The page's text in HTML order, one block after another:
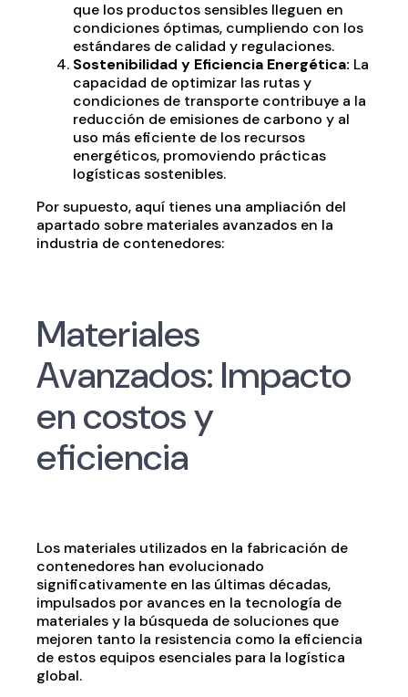
que los productos sensibles lleguen en
condiciones óptimas, cumpliendo con los
estándares de calidad y regulaciones.
Sostenibilidad y Eficiencia Energética: La
capacidad de optimizar las rutas y
condiciones de transporte contribuye a la
reducción de emisiones de carbono y al
uso más eficiente de los recursos
energéticos, promoviendo prácticas
logísticas sostenibles.
Por supuesto, aquí tienes una ampliación del
apartado sobre materiales avanzados en la
industria de contenedores:
Materiales
Avanzados: Impacto
en costos y
eficiencia
Los materiales utilizados en la fabricación de
contenedores han evolucionado
significativamente en las últimas décadas,
impulsados por avances en la tecnología de
materiales y la búsqueda de soluciones que
mejoren tanto la resistencia como la eficiencia
de estos equipos esenciales para la logística
global.